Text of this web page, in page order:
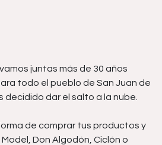
juntas más de 30 años
todo el pueblo de San Juan de
decidido dar el salto a la nube.
de comprar tus productos y
Don Algodón, Ciclón o